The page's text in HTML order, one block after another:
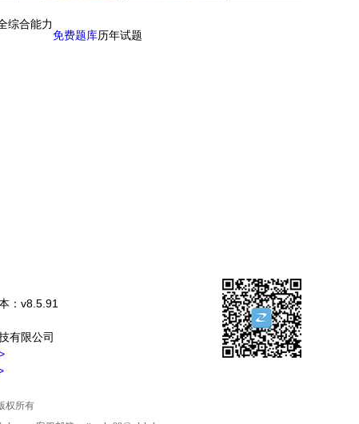
综合能力
免费题库历年试题
：v8.5.91
有限公司
权所有